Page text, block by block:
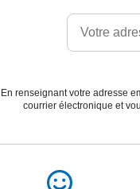
En renseignant votre adresse
courrier électronique et